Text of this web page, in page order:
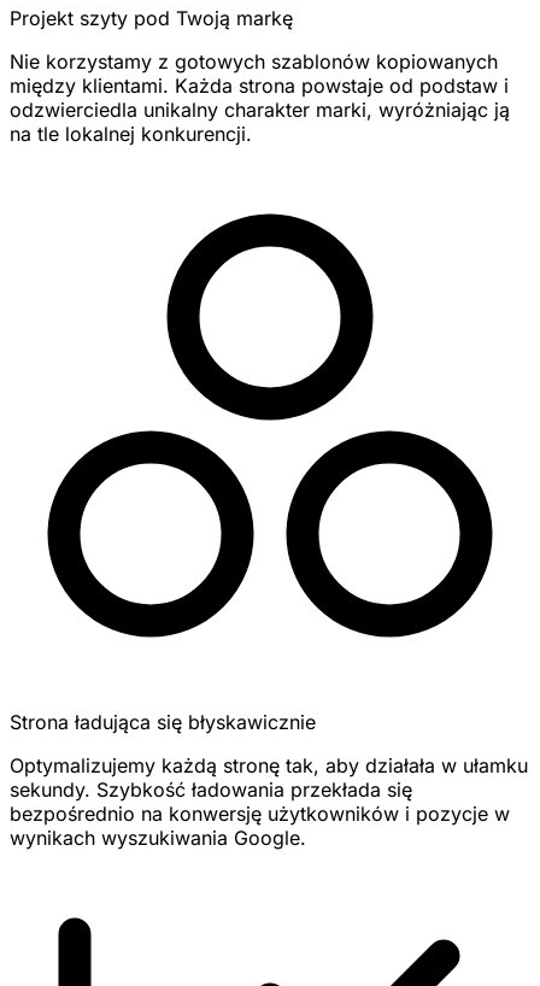
Projekt szyty pod Twoją markę
Nie korzystamy z gotowych szablonów kopiowanych
między klientami. Każda strona powstaje od podstaw i
odzwierciedla unikalny charakter marki, wyróżniając ją
na tle lokalnej konkurencji.
Strona ładująca się błyskawicznie
Optymalizujemy każdą stronę tak, aby działała w ułamku
sekundy. Szybkość ładowania przekłada się
bezpośrednio na konwersję użytkowników i pozycje w
wynikach wyszukiwania Google.